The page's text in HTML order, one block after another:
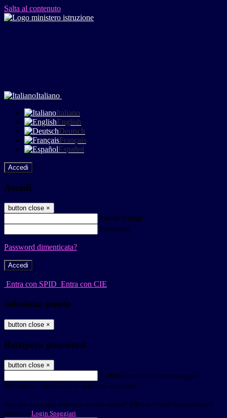
Salta al contenuto
Italiano
Italiano
English
Deutsch
Français
Español
Accedi
Accedi
button close ×
Nome Utente
Password
Password dimenticata?
-
Entra con SPID Entra con CIE
Seleziona utente
button close ×
Recupero password
button close ×
E-mail Verrà inviato un messaggio
all'indirizzo indicato con le istruzioni necessarie.
Non hai una e-mail associata al nome utente? Effettua il reset della password
tramite la Login Spaggiari